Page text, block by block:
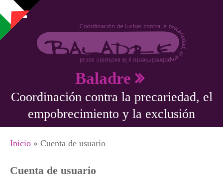
Pasar al contenido principal
Baladre
Coordinación contra la precariedad, el
empobrecimiento y la exclusión
Se encuentra usted aquí
Inicio » Cuenta de usuario
Cuenta de usuario